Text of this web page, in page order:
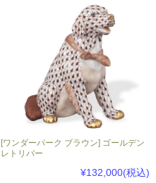
[ワンダーパーク ブラウン] ゴールデン
レトリバー
¥132,000(税込)